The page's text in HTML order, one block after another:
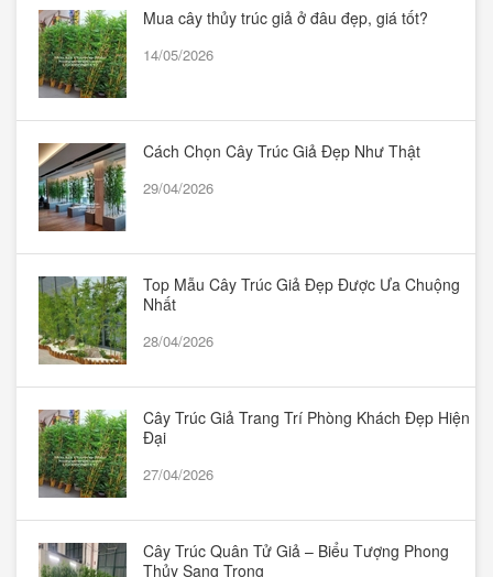
Mua cây thủy trúc giả ở đâu đẹp, giá tốt?
14/05/2026
Cách Chọn Cây Trúc Giả Đẹp Như Thật
29/04/2026
Top Mẫu Cây Trúc Giả Đẹp Được Ưa Chuộng
Nhất
28/04/2026
Cây Trúc Giả Trang Trí Phòng Khách Đẹp Hiện
Đại
27/04/2026
Cây Trúc Quân Tử Giả – Biểu Tượng Phong
Thủy Sang Trọng